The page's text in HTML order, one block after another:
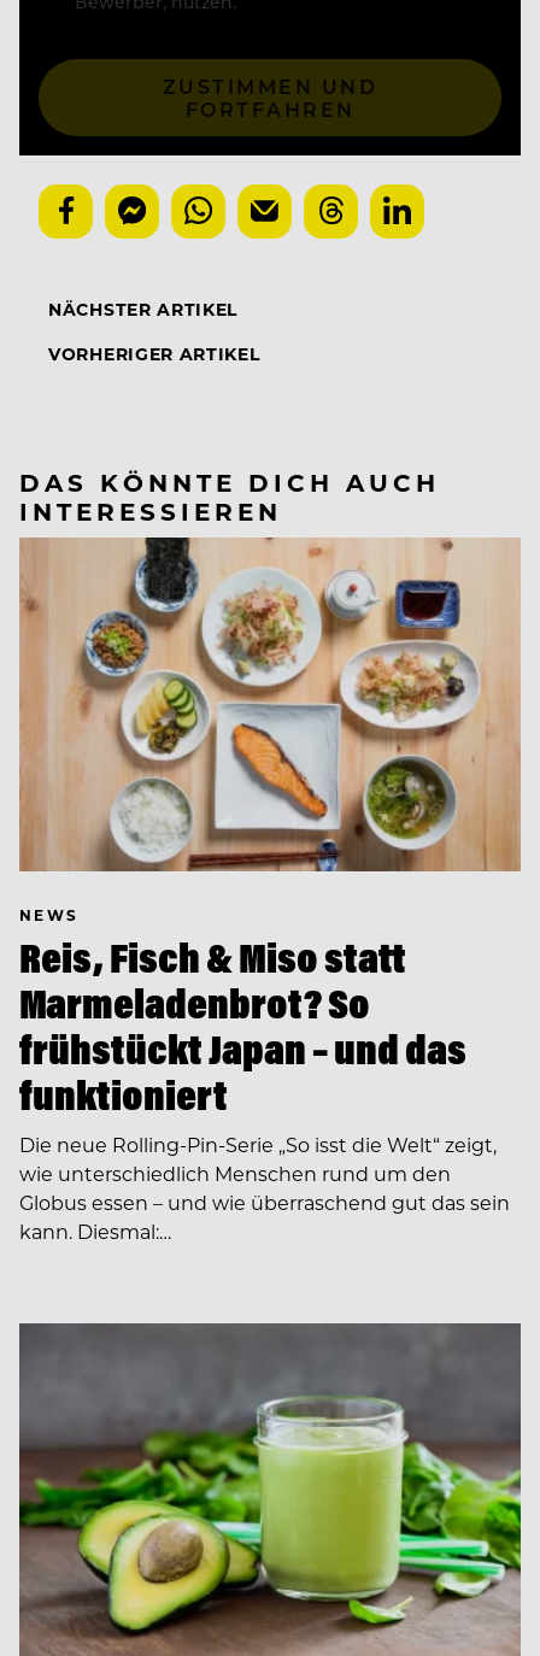
ZUSTIMMEN UND
FORTFAHREN
NÄCHSTER ARTIKEL
VORHERIGER ARTIKEL
DAS KÖNNTE DICH AUCH
INTERESSIEREN
NEWS
Reis, Fisch & Miso statt
Marmeladenbrot? So
frühstückt Japan – und das
funktioniert
Die neue Rolling-Pin-Serie „So isst die Welt“ zeigt,
wie unterschiedlich Menschen rund um den
Globus essen – und wie überraschend gut das sein
kann. Diesmal:…